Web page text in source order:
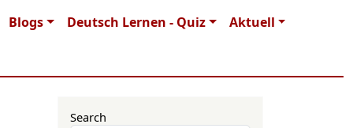
Blogs Deutsch Lernen - Quiz Aktuell
Search